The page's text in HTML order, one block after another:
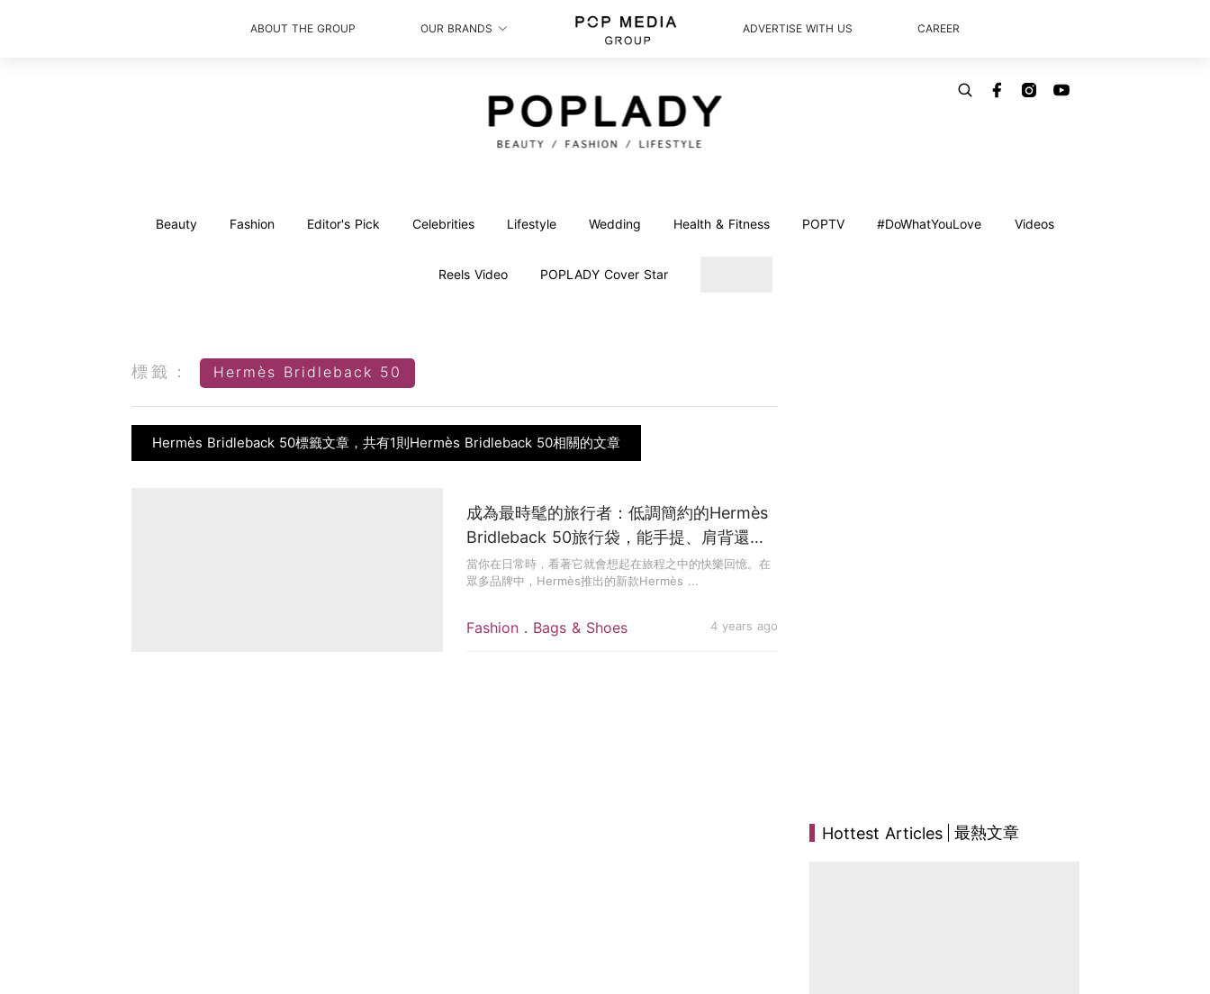
ABOUT THE GROUP OUR BRANDS ADVERTISE WITH US CAREER
Beauty Fashion Editor's Pick Celebrities Lifestyle Wedding Health & Fitness POPTV #DoWhatYouLove Videos
Reels Video POPLADY Cover Star
標籤： Hermès Bridleback 50
Hermès Bridleback 50標籤文章，共有1則Hermès Bridleback 50相關的文章
Fashion．Bags & Shoes 4 years ago
成為最時髦的旅行者：低調簡約的Hermès
Bridleback 50旅行袋，能手提、肩背還能
後背，伴你靈活上路！
當你在日常時，看著它就會想起在旅程之中的快樂回憶。在
眾多品牌中，Hermès推出的新款Hermès ...
Hottest Articles 最熱文章